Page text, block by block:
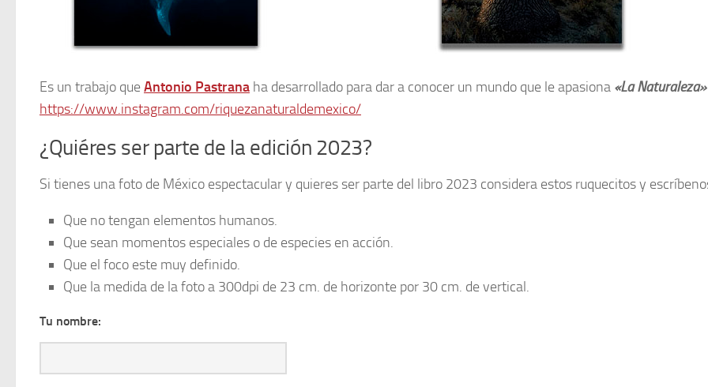
Es un trabajo queAntonio Pastrana ha desarrollado para dar a conocer un mundo que le apasiona «La Naturaleza»
https://www.instagram.com/riquezanaturaldemexico/
¿Quiéres ser parte de la edición 2023?
Si tienes una foto de México espectacular y quieres ser parte del libro 2023 considera estos ruquecitos y
Que no tengan elementos humanos.
Que sean momentos especiales o de especies en acción.
Que el foco este muy definido.
Que la medida de la foto a 300dpi de 23 cm. de horizonte por 30 cm. de vertical.
Tu nombre: